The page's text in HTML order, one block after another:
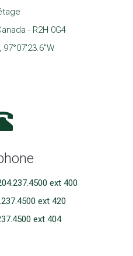
- R2H 0G4
97°07'23.6"W
ext 400
ext 420
ext 404